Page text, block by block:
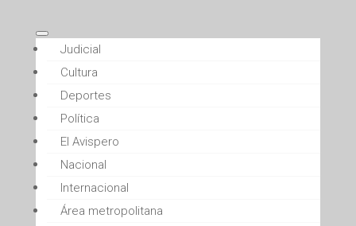
Judicial
Cultura
Deportes
Política
El Avispero
Nacional
Internacional
Área metropolitana